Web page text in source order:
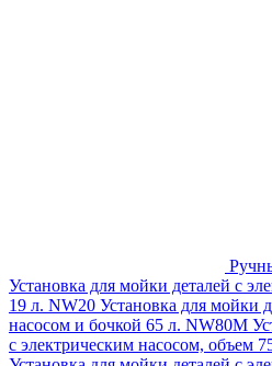
Установка для мойки деталей с
19 л. NW20 Установка для мойки
насосом и бочкой 65 л. NW80M
с электрическим насосом, объем